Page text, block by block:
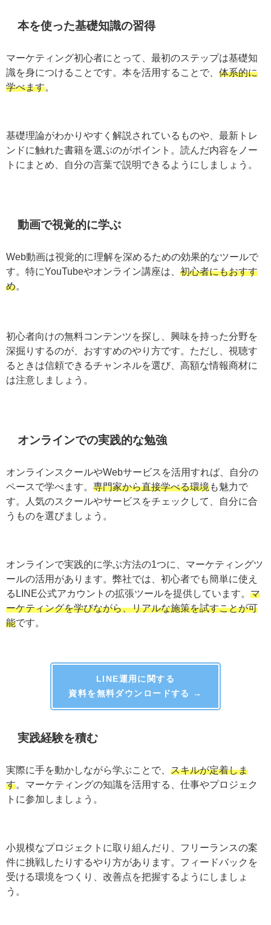
本を使った基礎知識の習得
マーケティング初心者にとって、最初のステップは基礎
知識を身につけることです。本を活用することで、体系
的に学べます
基礎理論がわかりやすく解説されているものや、最新ト
レンドに触れた書籍を選ぶのがポイント。読んだ内容を
ノートにまとめ、自分の言葉で説明できるようにしまし
Web動画は視覚的に理解を深めるための効果的なツール
です。特にYouTubeやオンライン講座は、
初心者向けの無料コンテンツを探し、興味を持った分野
を深掘りするのが、おすすめのやり方です。ただし、視
聴するときは信頼できるチャンネルを選び、高額な情報
オンラインスクールやWebサービスを活用すれば、自分
のペースで学べます。 専門家から直接学べる環境
も魅力
です。人気のスクールやサービスをチェックして、自分
オンラインで実践的に学ぶ方法の1つに、マーケティング
ツールの活用があります。弊社では、初心者でも簡単に
使えるLINE公式アカウントの拡張ツールを提供していま
す。 マーケティングを学びながら、リアルな施策を試す
LINE運用に関する
資料を無料ダウンロードする →
実際に手を動かしながら学ぶことで、 スキルが定着しま
す 。マーケティングの知識を活用する、仕事やプロジェ
小規模なプロジェクトに取り組んだり、フリーランスの
案件に挑戦したりするやり方があります。フィードバッ
クを受ける環境をつくり、改善点を把握するようにしま